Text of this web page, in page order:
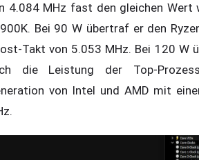
4.084 MHz fast den gleichen Wert
Bei 90 W übertraf er den
Takt von 5.053 MHz. Bei 120 W
die Leistung der Top-
von Intel und AMD mit